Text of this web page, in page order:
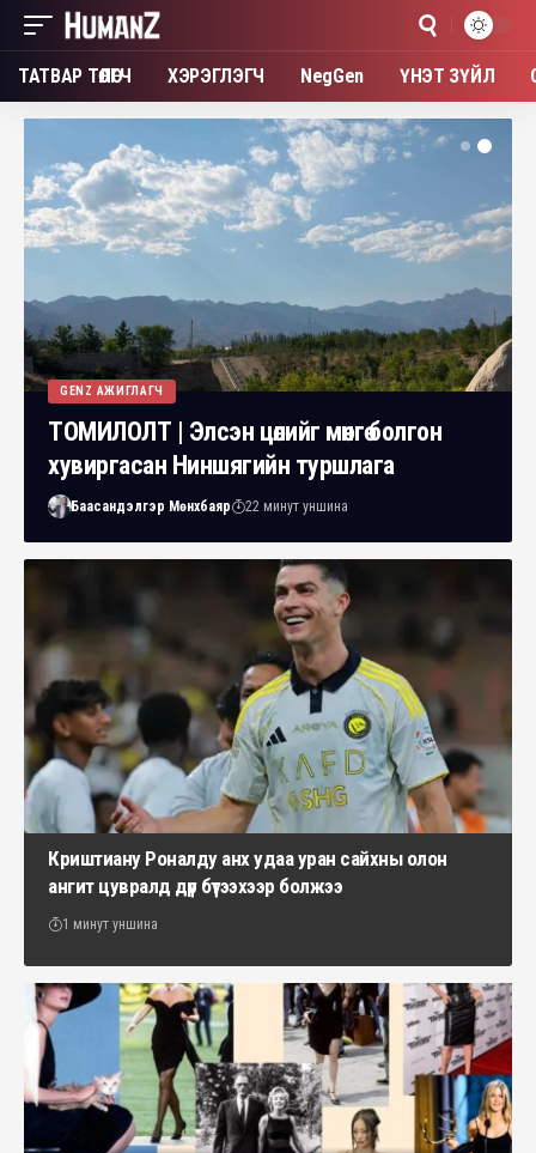
ТАТВАР ТӨЛӨГЧ ХЭРЭГЛЭГЧ NegGen ҮНЭТ ЗҮЙЛ
GENZ АЖИГЛАГЧ
ТОМИЛОЛТ | Элсэн цөлийг мөнгө болгон
хувиргасан Ниншягийн туршлага
Баасандэлгэр Мөнхбаяр 22 минут уншина
Криштиану Роналду анх удаа уран сайхны олон
ангит цувралд дүр бүтээхээр болжээ
1 минут уншина